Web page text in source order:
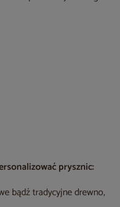
prysznic:
bądź tradycyjne drewno,